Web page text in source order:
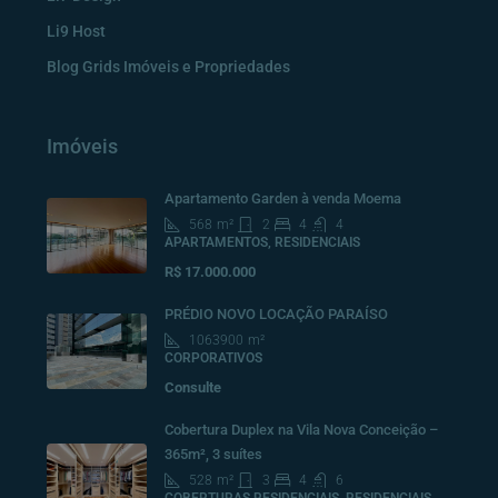
Li9 Host
Blog Grids Imóveis e Propriedades
Imóveis
Apartamento Garden à venda Moema
568 m² 2 4
4
APARTAMENTOS, RESIDENCIAIS
R$ 17.000.000
PRÉDIO NOVO LOCAÇÃO PARAÍSO
1063900 m²
CORPORATIVOS
Consulte
Cobertura Duplex na Vila Nova Conceição –
365m², 3 suítes
528 m² 3 4
6